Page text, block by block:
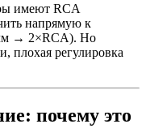
имеют RCA
напрямую к
→ 2×RCA). Но
плохая регулировка
почему это